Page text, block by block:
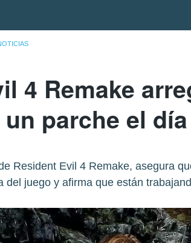
4 Remake
parche el
Resident Evil 4 Remake, asegura
del juego y afirma que están